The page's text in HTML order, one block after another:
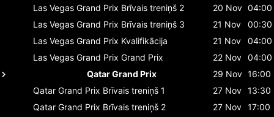
Las Vegas Grand Prix Brīvais treniņš 2 20 Nov 04:00
Las Vegas Grand Prix Brīvais treniņš 3 21 Nov
00:30
Las Vegas Grand Prix Kvalifikācija 21 Nov
04:00
Las Vegas Grand Prix Grand Prix 22 Nov 04:00
Qatar Grand Prix
29 Nov 16:00
Qatar Grand Prix Brīvais treniņš 1 27 Nov 13:30
Qatar Grand Prix Brīvais treniņš 2 27 Nov 17:00